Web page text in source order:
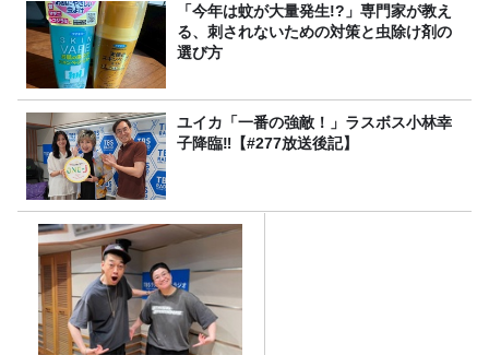
「今年は蚊が大量発生!?」専門家が教え
る、刺されないための対策と虫除け剤の
選び方
ユイカ「一番の強敵！」ラスボス小林幸
子降臨‼【#277放送後記】